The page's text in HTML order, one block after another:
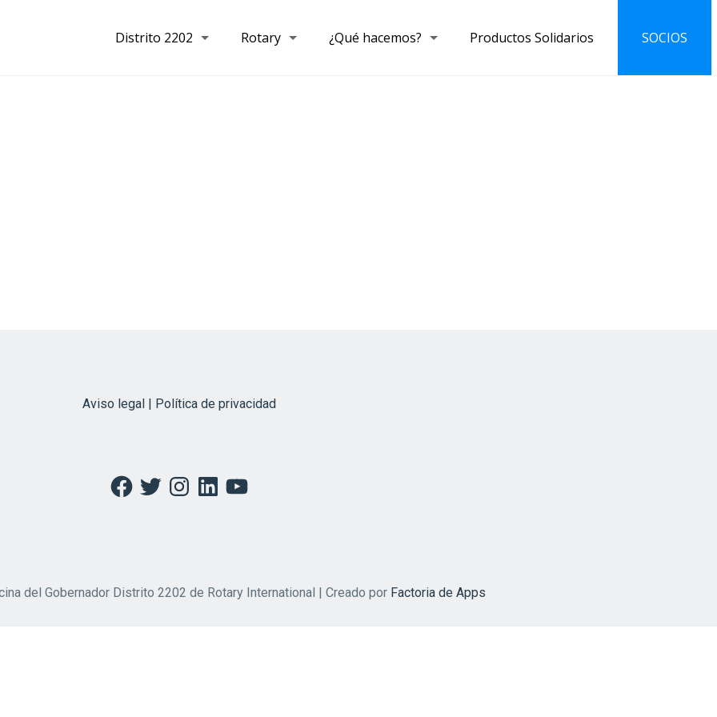
Distrito 2202 Rotary ¿Qué hacemos? Productos Solidarios SOCIOS
Aviso legal | Política de privacidad
Facebook
TwitterInstagramLinkedInYouTube
del Gobernador Distrito 2202 de Rotary International | Creado por Factoria de Apps